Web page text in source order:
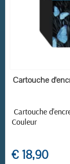
Cartouche
Cartouche
Couleur
€ 18,90